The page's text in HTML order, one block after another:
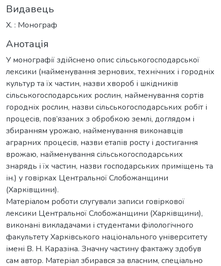
Видавець
Х. : Монограф
Анотація
У монографії здійснено опис сільськогосподарської
лексики (найменування зернових, технічних і городніх
культур та їх частин, назви хвороб і шкідників
сільськогосподарських рослин, найменування сортів
городніх рослин, назви сільськогосподарських робіт і
процесів, пов’язаних з обробкою землі, доглядом і
збиранням урожаю, найменування виконавців
аграрних процесів, назви етапів росту і достигання
врожаю, найменування сільськогосподарських
знарядь і їх частин, назви господарських приміщень та
ін.) у говірках Центральної Слобожанщини
(Харківщини).
Матеріалом роботи слугували записи говіркової
лексики Центральної Слобожанщини (Харківщини),
виконані викладачами і студентами філологічного
факультету Харківського національного університету
імені В. Н. Каразіна. Значну частину фактажу здобув
сам автор. Матеріал збирався за власним, спеціально